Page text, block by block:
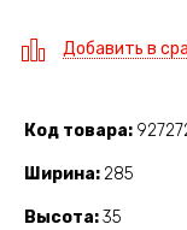
Добавить в
Код товара
Ширина 285
Высота 35